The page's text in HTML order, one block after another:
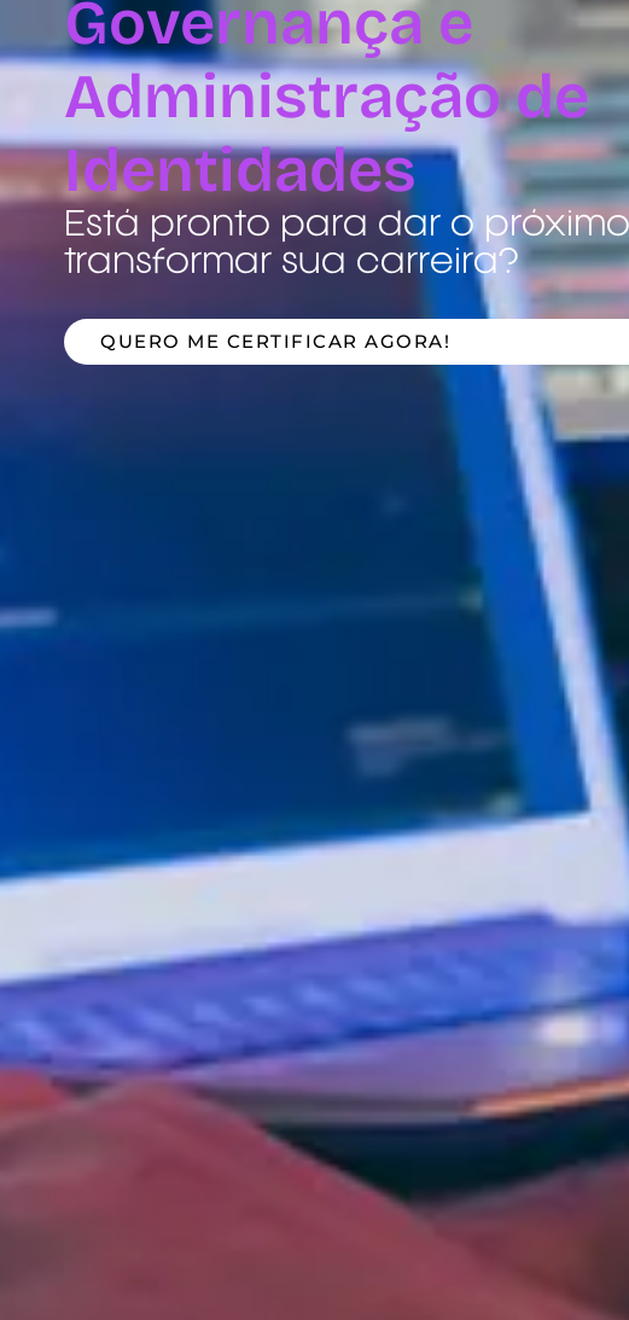
Governança e
Administração de
Identidades
Está pronto para dar o
transformar sua carreira?
QUERO ME CERTIFICAR AGORA!